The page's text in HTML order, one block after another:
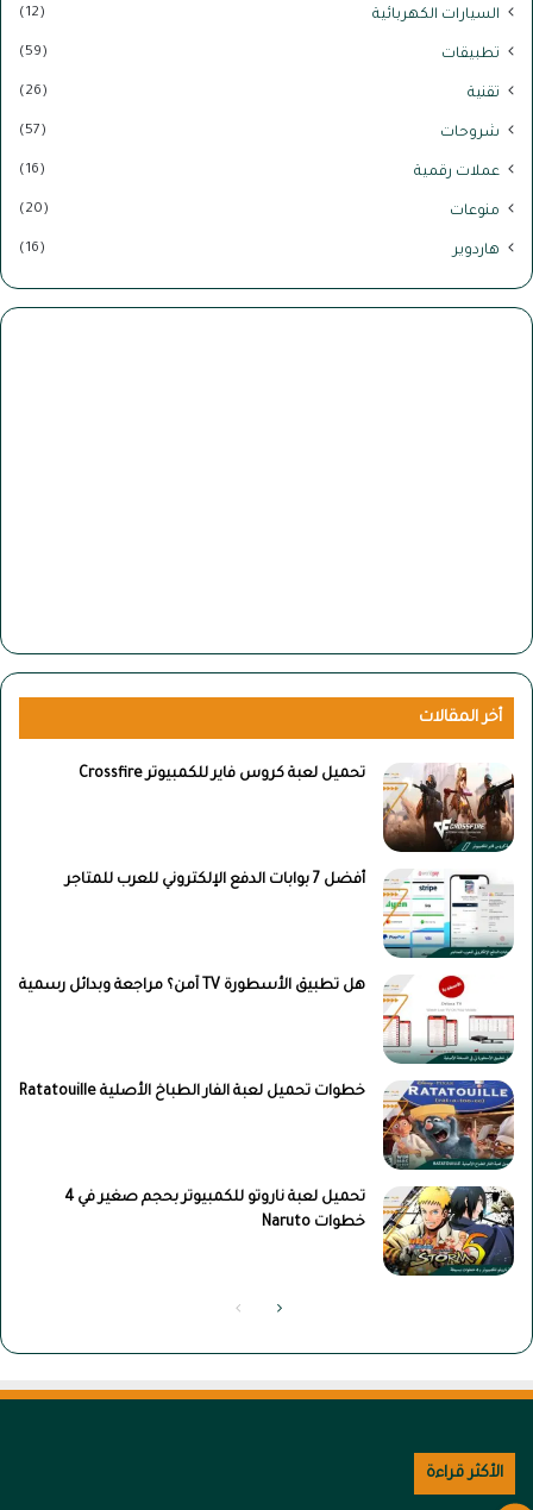
السيارات الكهربائية (12)
تطبيقات (59)
تقنية (26)
شروحات (57)
عملات رقمية (16)
منوعات (20)
هاردوير (16)
أخر المقالات
تحميل لعبة كروس فاير للكمبيوتر Crossfire
أفضل 7 بوابات الدفع الإلكتروني للعرب للمتاجر
هل تطبيق الأسطورة TV آمن؟ مراجعة وبدائل رسمية
خطوات تحميل لعبة الفار الطباخ الأصلية Ratatouille
تحميل لعبة ناروتو للكمبيوتر بحجم صغير في 4
خطوات Naruto
الصفحةالصفحة
الأكثر قراءة